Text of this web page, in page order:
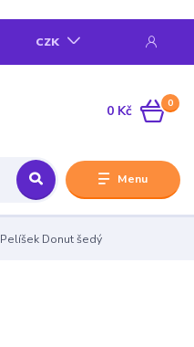
Menu
CZK
0
0 Kč
Pelíšek Donut šedý